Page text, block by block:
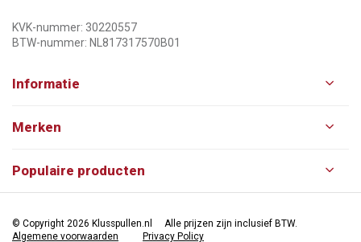
KVK-nummer: 30220557
BTW-nummer: NL817317570B01
Informatie
Merken
Populaire producten
© Copyright 2026 Klusspullen.nl
Alle prijzen zijn inclusief BTW.
Algemene voorwaarden
Privacy Policy